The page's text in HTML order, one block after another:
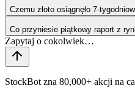
Czemu złoto osiągnęło 7-
Co przyniesie piątkowy raport z
StockBot zna 80,000+ akcji na